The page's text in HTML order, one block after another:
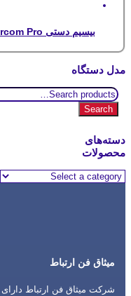
بیسیم دستی Starcom Pro
مدل دستگاه
Search
for:
Search
دسته‌های
محصولات
میثاق فن ارتباط
شرکت میثاق فن ارتباط